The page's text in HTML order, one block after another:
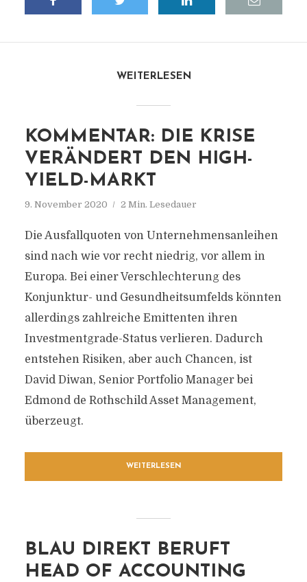
WEITERLESEN
KOMMENTAR: DIE KRISE
VERÄNDERT DEN HIGH-
YIELD-MARKT
9. November 2020 2 Min. Lesedauer
Die Ausfallquoten von Unternehmensanleihen
sind nach wie vor recht niedrig, vor allem in
Europa. Bei einer Verschlechterung des
Konjunktur- und Gesundheitsumfelds könnten
allerdings zahlreiche Emittenten ihren
Investmentgrade-Status verlieren. Dadurch
entstehen Risiken, aber auch Chancen, ist
David Diwan, Senior Portfolio Manager bei
Edmond de Rothschild Asset Management,
überzeugt.
WEITERLESEN
BLAU DIREKT BERUFT
HEAD OF ACCOUNTING